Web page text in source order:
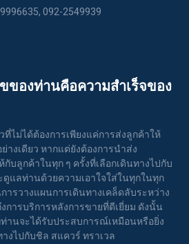
092-2549939
ของท่านคือความสําเร็จของ
ไม่ได้ต้องการเพียงแค่การส่งลูกค้าให้
างเดียว หากแต่ยังต้องการนำส่ง
บลูกค้าในทุก ๆ ครั้งที่เลือกเดินทางไปกับ
ดูแลท่านด้วยความเอาใจใส่ในทุกในทุก
รวางแผนการเดินทางเคล็ดลับระหว่าง
การบริการหลังการขายที่ดีเยี่ยม ดังนั้น
านจะได้รับประสบการณ์เหมือนหรือยิ่ง
งไปกับชิล สแควร์ ทราเวล